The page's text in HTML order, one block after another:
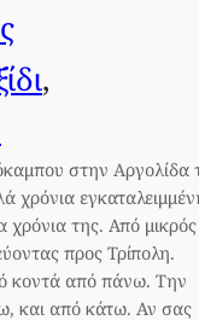
στην Αργολίδα
χρόνια
χρόνια της. Από μικρός
προς Τρίπολη.
κοντά από πάνω. Την
και από κάτω. Αν σας